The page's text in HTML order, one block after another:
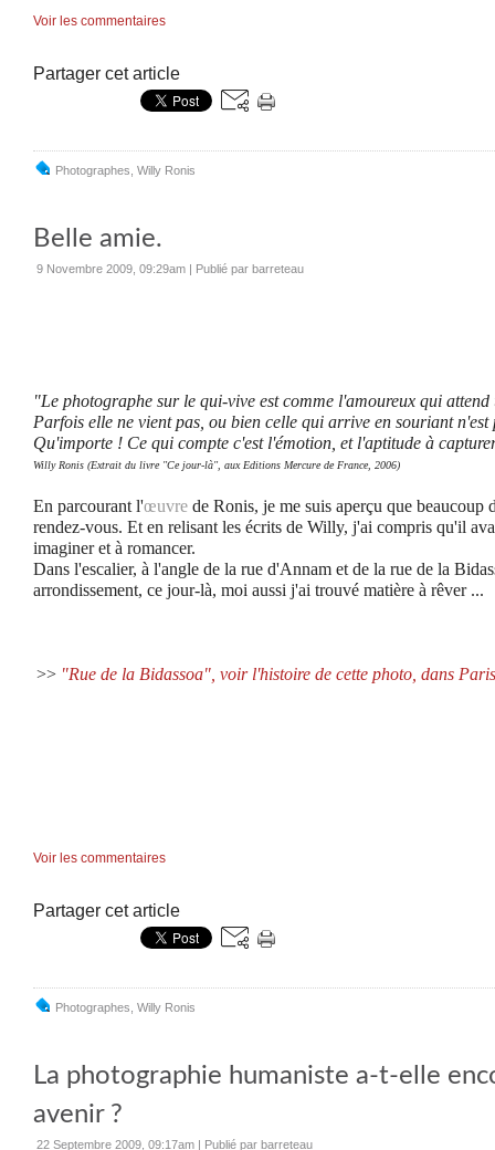
Voir les commentaires
Partager cet article
Photographes Willy Ronis
Belle amie.
9 Novembre 2009, 09:29am | Publié par barreteau
"Le photographe sur le qui-vive est comme l'amoureux qui attend
Parfois elle ne vient pas, ou bien celle qui arrive en souriant
Qu'importe ! Ce qui compte c'est l'émotion, et l'aptitude à
Willy Ronis (Extrait du livre "Ce jour-là", aux Editions Mercure de France, 2006)
En parcourant l'œuvre de Ronis, je me suis aperçu que beaucoup
rendez-vous. Et en relisant les écrits de Willy, j'ai compris qu'il
imaginer et à romancer.
Dans l'escalier, à l'angle de la rue d'Annam et de la rue de la
arrondissement, ce jour-là, moi aussi j'ai trouvé matière à rêver ...
>> "Rue de la Bidassoa", voir l'histoire de cette photo, dans
Voir les commentaires
Partager cet article
Photographes Willy Ronis
La photographie humaniste a-t-elle
avenir ?
22 Septembre 2009, 09:17am | Publié par barreteau